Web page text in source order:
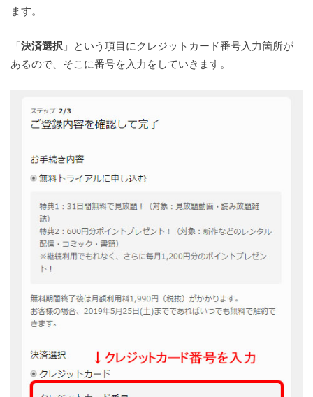
ます。
「決済選択 」という項目にクレジットカード番号入力箇所が
あるので、そこに番号を入力をしていきます。